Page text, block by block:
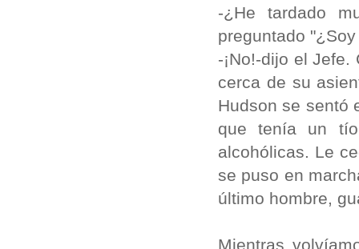
-¿He tardado
preguntado
-¡No!-dijo el
cerca de su
Hudson se sentó
que tenía un
alcohólicas. Le
se puso en
último hombre,
Mientras